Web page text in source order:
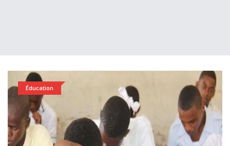
Éducation